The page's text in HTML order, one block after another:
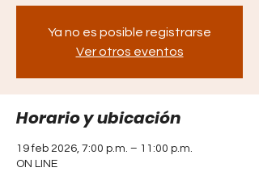
Ya no es posible registrarse
Ver otros eventos
Horario y ubicación
19 feb 2026, 7:00 p.m. – 11:00 p.m.
ON LINE